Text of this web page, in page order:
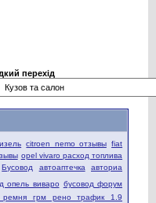
перехід
citroen nemo отзывы fiat
opel vivaro расход топлива
Бусовод автоаптечка авториа
опель виваро бусовод форум
ремня грм рено трафик 1.9